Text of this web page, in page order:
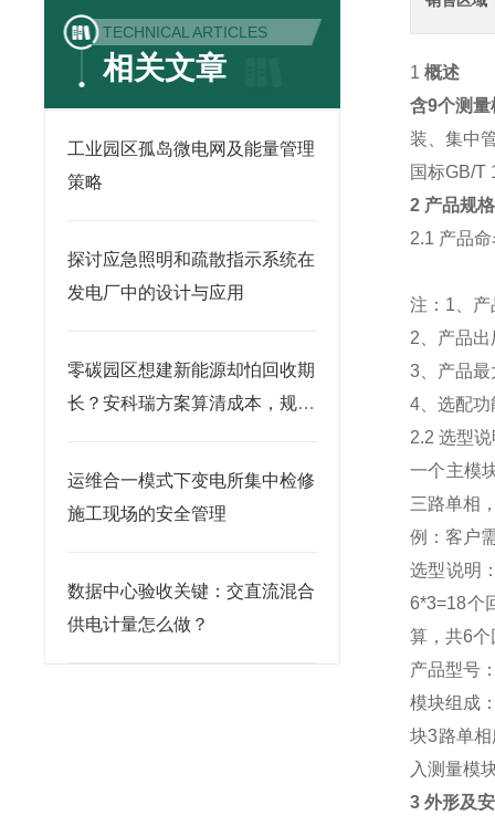
TECHNICAL ARTICLES
相关文章
工业园区孤岛微电网及能量管理
策略
探讨应急照明和疏散指示系统在
发电厂中的设计与应用
零碳园区想建新能源却怕回收期
长？安科瑞方案算清成本，规划
运维合一模式下变电所集中检修
施工现场的安全管理
数据中心验收关键：交直流混合
供电计量怎么做？
1 概述
含9个测
装、集中
国标GB/T
2 产品规格
2.1 产品
注：1、
2、产品
3、产品
4、选配
2.2 选型
一个主模
三路单相
例：客户
选型说明
6*3=18个
算，共6
产品型号
模块组成
块3路单
入测量模
3 外形及